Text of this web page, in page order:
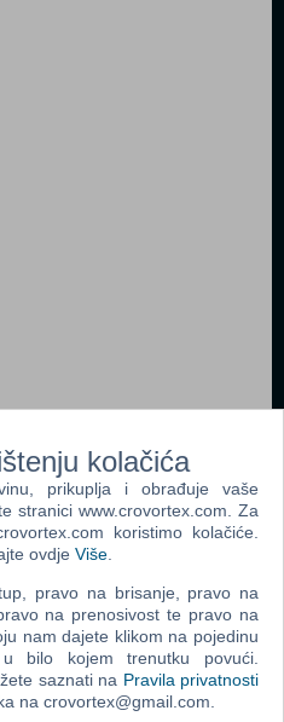
5)
(N) (PS 5)
kolačića
prikuplja i obrađuje vaše
stranici www.crovortex.com. Za
koristimo kolačiće.
ovdje Više
pravo na brisanje, pravo na
na prenosivost te pravo na
nam dajete klikom na pojedinu
bilo kojem trenutku povući.
saznati na Pravila privatnosti
na crovortex@gmail.com.